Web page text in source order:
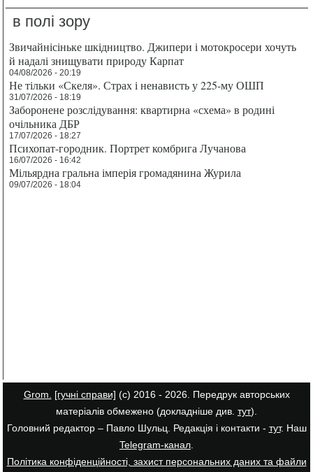
в полі зору
Звичайнісіньке шкідництво. Джипери і мотокросери хочуть
й надалі знищувати природу Карпат
04/08/2026 - 20:19
Не тільки «Скеля». Страх і ненависть у 225-му ОШП
31/07/2026 - 18:19
Заборонене розслідування: квартирна «схема» в родині
очільника ДБР
17/07/2026 - 18:27
Психопат-городник. Портрет комбрига Лучанова
16/07/2026 - 16:42
Мільярдна гральна імперія громадянина Журила
09/07/2026 - 18:04
Grom. [гучні справи] (с) 2016 - 2026. Передрук авторських
матеріалів обмежено (докладніше див. тут).
Головний редактор – Павло Шульц. Редакція і контакти - тут. Наш
Telegram-канал.
Політика конфіденційності, захист персональних даних та файли